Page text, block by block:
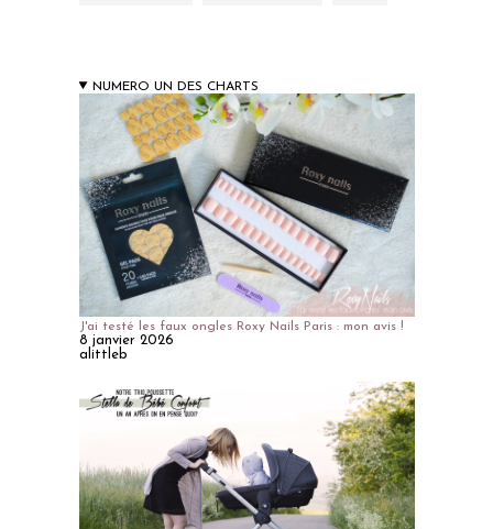
NUMERO UN DES CHARTS
J'ai testé les faux ongles Roxy Nails Paris : mon avis !
8 janvier 2026
alittleb